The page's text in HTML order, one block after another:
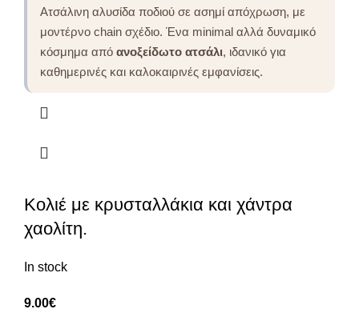
Ατσάλινη αλυσίδα ποδιού σε ασημί απόχρωση, με
μοντέρνο chain σχέδιο. Ένα minimal αλλά δυναμικό
κόσμημα από ανοξείδωτο ατσάλι, ιδανικό για
καθημερινές και καλοκαιρινές εμφανίσεις.
Κολιέ με κρυσταλλάκια και χάντρα
χαολίτη.
In stock
9.00€